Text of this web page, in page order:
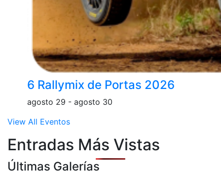
6 Rallymix de Portas 2026
agosto 29 - agosto 30
View All Eventos
Entradas Más Vistas
Últimas Galerías